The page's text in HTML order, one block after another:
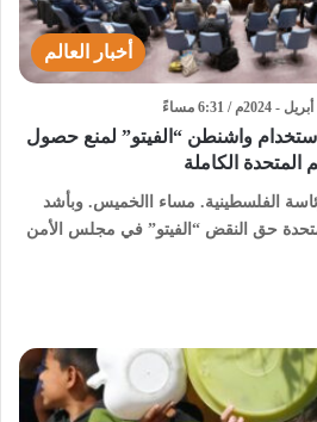
أخبار العالم
استخدام واشنطن “الفيتو” لمنع حصول
الكاملة
الفلسطينية. مساء االخميس. وبأشد
حق النقض “الفيتو” في مجلس الأمن